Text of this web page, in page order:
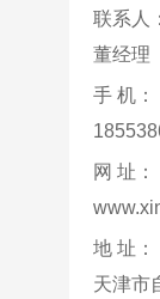
联系人：
董经理
手 机：
网 址：
地 址：
天津市